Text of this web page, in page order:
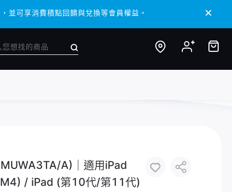
可享消費積點回饋與兌換等會員權益。
可享消費積點回饋與兌換等會員權益。
A)｜適用iPad
/ iPad (第10代/第11代)